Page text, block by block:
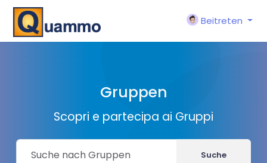
Beitreten
Gruppen
Scopri e partecipa ai Gruppi
Suche